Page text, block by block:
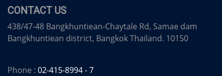
CONTACT US
438/47-48 Bangkhuntiean-Chaytale Rd, Samae dam
Bangkhuntiean district, Bangkok Thailand. 10150
Phone : 02-415-8994 - 7